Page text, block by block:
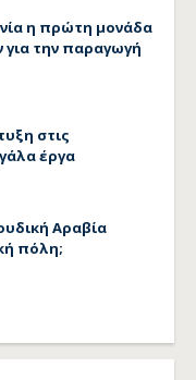
η πρώτη μονάδα
την παραγωγή
στις
έργα
Αραβία
πόλη;